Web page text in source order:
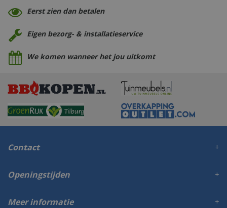
Eerst zien dan betalen
Eigen bezorg- & installatieservice
We komen wanneer het jou uitkomt
Contact
Openingstijden
Meer informatie